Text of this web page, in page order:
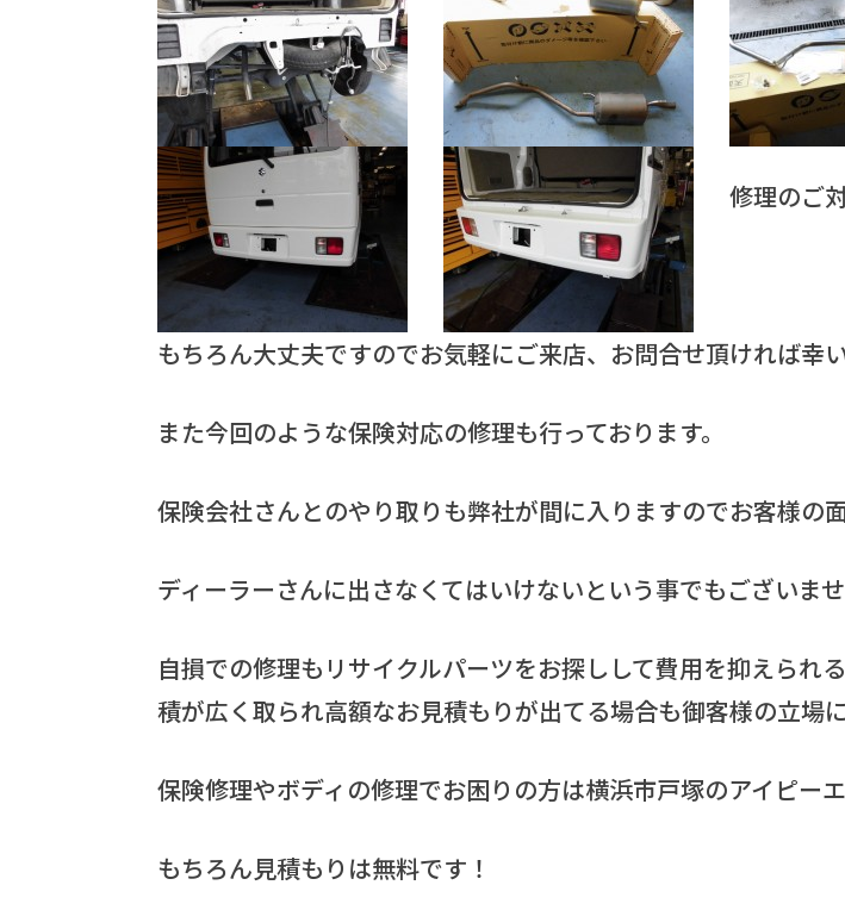
修理のご
もちろん大丈夫ですのでお気軽にご来店、お問合せ頂ければ幸
また今回のような保険対応の修理も行っております。
保険会社さんとのやり取りも弊社が間に入りますのでお客様の
ディーラーさんに出さなくてはいけないという事でもございま
自損での修理もリサイクルパーツをお探しして費用を抑えられ
積が広く取られ高額なお見積もりが出てる場合も御客様の立場
保険修理やボディの修理でお困りの方は横浜市戸塚のアイピー
もちろん見積もりは無料です！